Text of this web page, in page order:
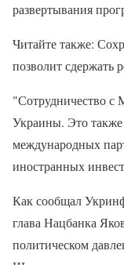
развертывания
Читайте также:
позволит
"Сотрудничество
Украины. Это
международных
иностранных
Как сообщал
глава Нацбанка
политическом